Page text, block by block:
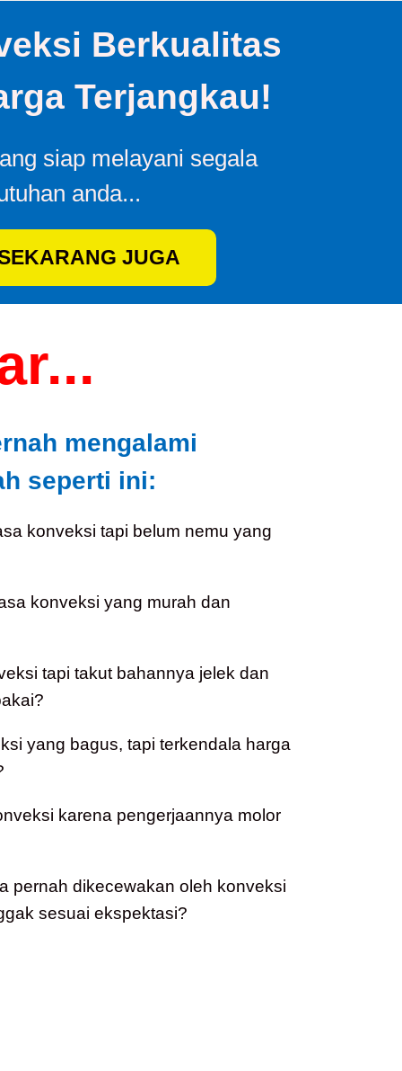
Berkualitas
Terjangkau!
siap melayani segala
anda...
JUGA
mengalami
seperti ini:
konveksi tapi belum nemu yang
konveksi yang murah dan
tapi takut bahannya jelek dan
yang bagus, tapi terkendala harga
karena pengerjaannya molor
pernah dikecewakan oleh konveksi
sesuai ekspektasi?